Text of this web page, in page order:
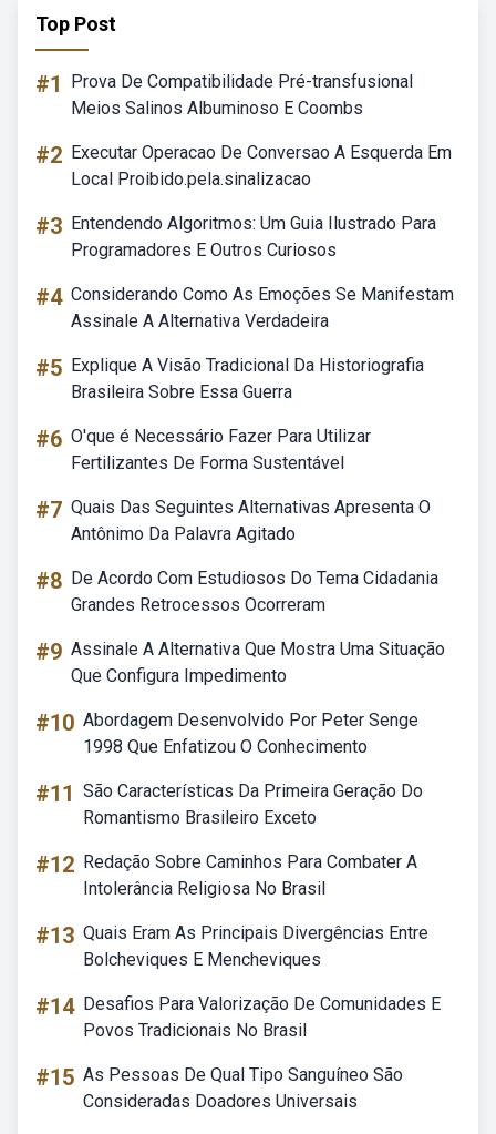
Top Post
#1
Prova De Compatibilidade Pré-transfusional
Meios Salinos Albuminoso E Coombs
#2 Executar Operacao De Conversao A Esquerda Em
Local Proibido.pela.sinalizacao
#3 Entendendo Algoritmos: Um Guia Ilustrado Para
Programadores E Outros Curiosos
#4 Considerando Como As Emoções Se Manifestam
Assinale A Alternativa Verdadeira
#5 Explique A Visão Tradicional Da Historiografia
Brasileira Sobre Essa Guerra
#6 O'que é Necessário Fazer Para Utilizar
Fertilizantes De Forma Sustentável
#7 Quais Das Seguintes Alternativas Apresenta O
Antônimo Da Palavra Agitado
#8 De Acordo Com Estudiosos Do Tema Cidadania
Grandes Retrocessos Ocorreram
#9 Assinale A Alternativa Que Mostra Uma Situação
Que Configura Impedimento
#10 Abordagem Desenvolvido Por Peter Senge
1998 Que Enfatizou O Conhecimento
#11 São Características Da Primeira Geração Do
Romantismo Brasileiro Exceto
#12 Redação Sobre Caminhos Para Combater A
Intolerância Religiosa No Brasil
#13 Quais Eram As Principais Divergências Entre
Bolcheviques E Mencheviques
#14 Desafios Para Valorização De Comunidades E
Povos Tradicionais No Brasil
#15 As Pessoas De Qual Tipo Sanguíneo São
Consideradas Doadores Universais